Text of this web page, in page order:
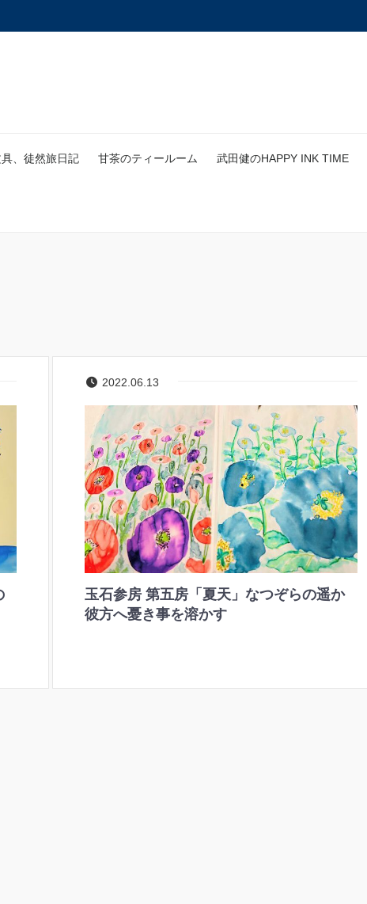
、徒然旅日記 甘茶のティールーム 武田健のHAPPY INK TIME
2022.06.13
玉石参房 第五房「夏天」なつぞらの遥か
彼方へ憂き事を溶かす